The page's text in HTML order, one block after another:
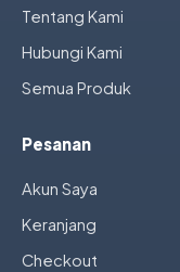
Tentang Kami
Hubungi Kami
Semua Produk
Pesanan
Akun Saya
Keranjang
Checkout